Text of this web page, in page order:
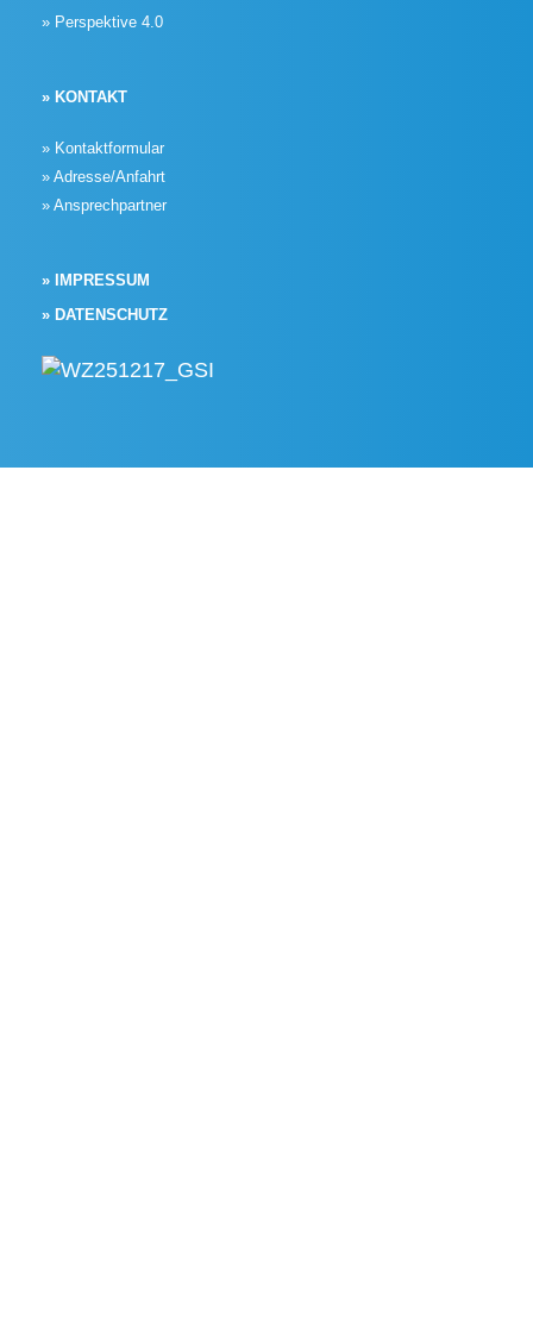
» Perspektive 4.0
» KONTAKT
» Kontaktformular
» Adresse/Anfahrt
» Ansprechpartner
» IMPRESSUM
» DATENSCHUTZ